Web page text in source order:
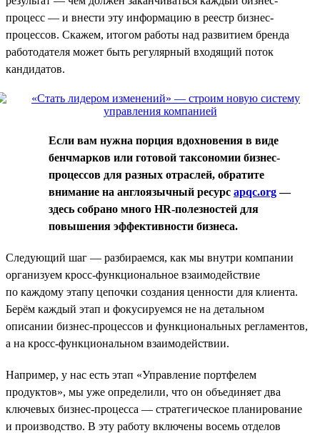
процесс — и внести эту информацию в реестр бизнес-
процессов. Скажем, итогом работы над развитием бренда
работодателя может быть регулярный входящий поток
кандидатов.
Если вам нужна порция вдохновения в виде
бенчмарков или готовой таксономии бизнес-
процессов для разных отраслей, обратите
внимание на англоязычный ресурс apqc.org—
здесь собрано много HR-полезностей для
повышения эффективности бизнеса.
Следующий шаг — разбираемся, как мы внутри компании
организуем кросс-функциональное взаимодействие
по каждому этапу цепочки создания ценности для клиента.
Берём каждый этап и фокусируемся не на детальном
описании бизнес-процессов и функциональных регламентов,
а на кросс-функциональном взаимодействии.
Например, у нас есть этап «Управление портфелем
продуктов», мы уже определили, что он объединяет два
ключевых бизнес-процесса — стратегическое планирование
и производство. В эту работу включены восемь отделов